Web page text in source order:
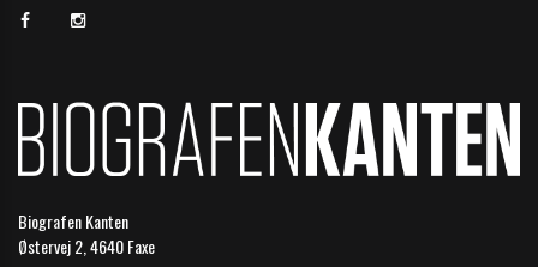
Biografen Kanten
Østervej 2, 4640 Faxe